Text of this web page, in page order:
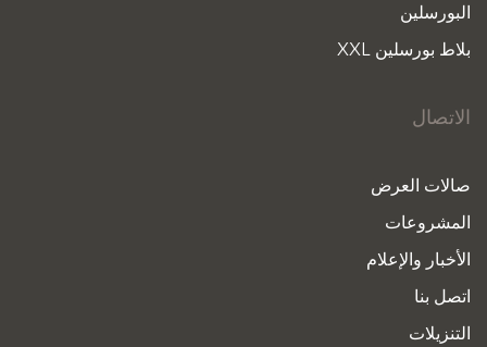
البورسلين
بلاط بورسلين XXL
الاتصال
صالات العرض
المشروعات
الأخبار والإعلام
اتصل بنا
التنزيلات